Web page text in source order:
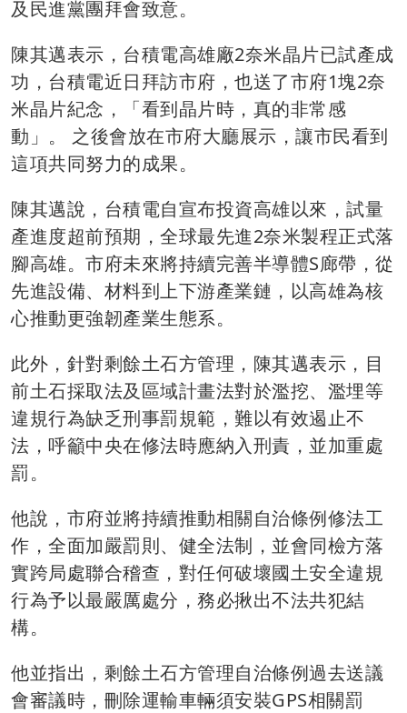
及民進黨團拜會致意。
陳其邁表示，台積電高雄廠2奈米晶片已試產成
功，台積電近日拜訪市府，也送了市府1塊2奈
米晶片紀念，「看到晶片時，真的非常感
動」。 之後會放在市府大廳展示，讓市民看到
這項共同努力的成果。
陳其邁說，台積電自宣布投資高雄以來，試量
產進度超前預期，全球最先進2奈米製程正式落
腳高雄。市府未來將持續完善半導體S廊帶，從
先進設備、材料到上下游產業鏈，以高雄為核
心推動更強韌產業生態系。
此外，針對剩餘土石方管理，陳其邁表示，目
前土石採取法及區域計畫法對於濫挖、濫埋等
違規行為缺乏刑事罰規範，難以有效遏止不
法，呼籲中央在修法時應納入刑責，並加重處
罰。
他說，市府並將持續推動相關自治條例修法工
作，全面加嚴罰則、健全法制，並會同檢方落
實跨局處聯合稽查，對任何破壞國土安全違規
行為予以最嚴厲處分，務必揪出不法共犯結
構。
他並指出，剩餘土石方管理自治條例過去送議
會審議時，刪除運輸車輛須安裝GPS相關罰